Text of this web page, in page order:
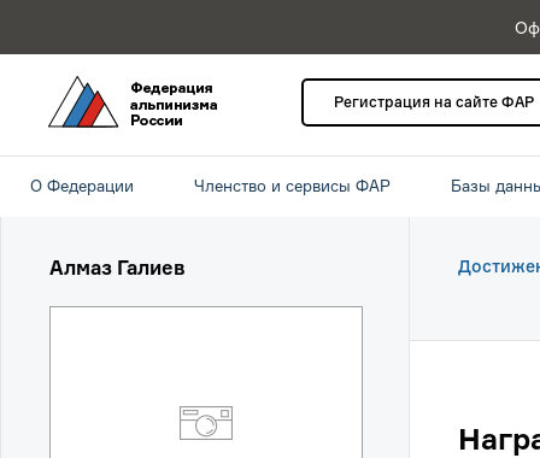
Регистрация на сайте ФАР
О Федерации Членство и сервисы ФАР Базы
Алмаз Галиев